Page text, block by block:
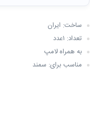
ساخت: ایران
تعداد: ۱عدد
به همراه لامپ
مناسب برای: سمند